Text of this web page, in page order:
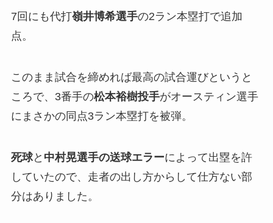
7回にも代打嶺井博希選手の2ラン本塁打で追加
点。
このまま試合を締めれば最高の試合運びというと
ころで、3番手の松本裕樹投手がオースティン選手
にまさかの同点3ラン本塁打を被弾。
死球と 中村晃選手の送球エラーによって出塁を許
していたので、走者の出し方からして仕方ない部
分はありました。